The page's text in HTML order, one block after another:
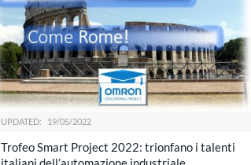
UPDATED: 19/05/2022
Trofeo Smart Project 2022: trionfano i talenti